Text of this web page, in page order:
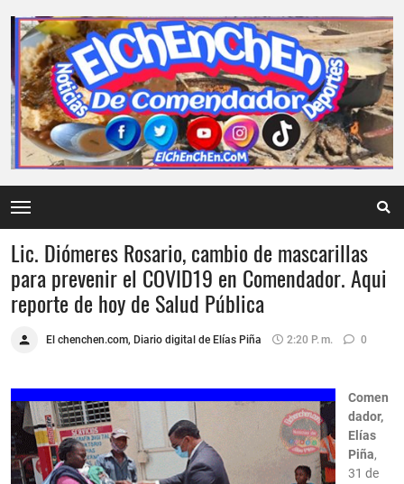
Lic. Diómeres Rosario, cambio de mascarillas
para prevenir el COVID19 en Comendador. Aqui
reporte de hoy de Salud Pública
El chenchen.com, Diario digital de Elías Piña 2:20 P. M. 0
Comen
dador,
Elías
Piña,
31 de